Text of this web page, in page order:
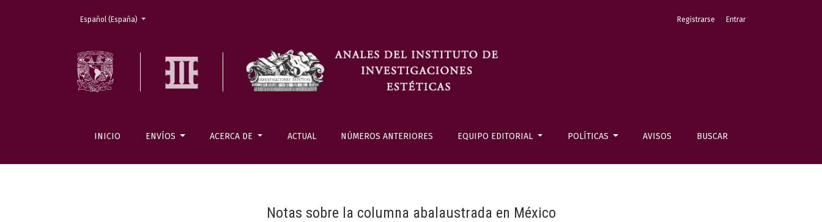
INICIO ENVÍOS ACERCA DE ACTUAL NÚMEROS ANTERIORES EQUIPO EDITORIAL POLÍTICAS AVISOS BUSCAR
Registrarse Entrar
Cambiar el idioma. El actual es:
Español (España)
Notas sobre la columna abalaustrada en México